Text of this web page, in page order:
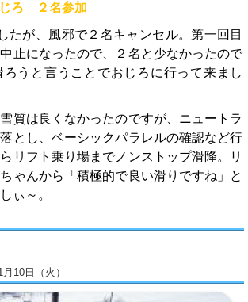
ろ ２名参加
が、風邪で２名キャンセル。第一回目
止になったので、２名と少なかったので
うと言うことでおじろに行って来まし
質は良くなかったのですが、ニュートラ
とし、ベーシックパラレルの確認など行
リフト乗り場までノンストップ滑降。リ
ゃんから「積極的で良い滑りですね」と
ぃ～。
10日（火）